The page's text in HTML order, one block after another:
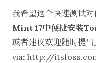
我希望这个快速测试对
Mint 17中便捷安装
或者建议欢迎随时提出
via: http://